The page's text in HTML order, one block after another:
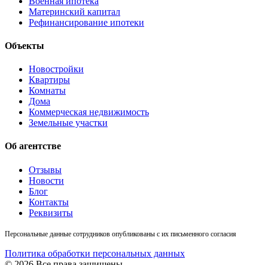
Материнский капитал
Рефинансирование ипотеки
Объекты
Новостройки
Квартиры
Комнаты
Дома
Коммерческая недвижимость
Земельные участки
Об агентстве
Отзывы
Новости
Блог
Контакты
Реквизиты
Персональные данные сотрудников опубликованы с их письменного согласия
Политика обработки персональных данных